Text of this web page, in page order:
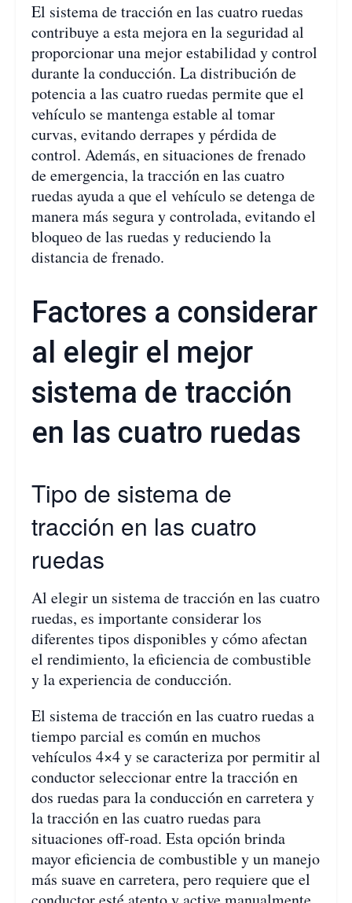
El sistema de tracción en las cuatro ruedas
contribuye a esta mejora en la seguridad al
proporcionar una mejor estabilidad y control
durante la conducción. La distribución de
potencia a las cuatro ruedas permite que el
vehículo se mantenga estable al tomar
curvas, evitando derrapes y pérdida de
control. Además, en situaciones de frenado
de emergencia, la tracción en las cuatro
ruedas ayuda a que el vehículo se detenga de
manera más segura y controlada, evitando el
bloqueo de las ruedas y reduciendo la
distancia de frenado.
Factores a considerar
al elegir el mejor
sistema de tracción
en las cuatro ruedas
Tipo de sistema de
tracción en las cuatro
ruedas
Al elegir un sistema de tracción en las cuatro
ruedas, es importante considerar los
diferentes tipos disponibles y cómo afectan
el rendimiento, la eficiencia de combustible
y la experiencia de conducción.
El sistema de tracción en las cuatro ruedas a
tiempo parcial es común en muchos
vehículos 4×4 y se caracteriza por permitir al
conductor seleccionar entre la tracción en
dos ruedas para la conducción en carretera y
la tracción en las cuatro ruedas para
situaciones off-road. Esta opción brinda
mayor eficiencia de combustible y un manejo
más suave en carretera, pero requiere que el